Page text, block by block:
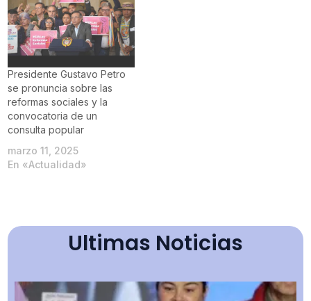
Presidente Gustavo Petro
se pronuncia sobre las
reformas sociales y la
convocatoria de un
consulta popular
marzo 11, 2025
En «Actualidad»
Ultimas Noticias